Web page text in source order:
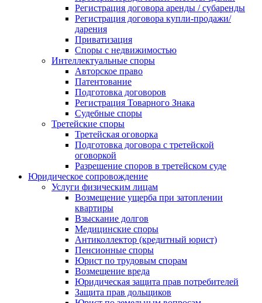
Регистрация договора аренды / субаренды
Регистрация договора купли-продажи/
дарения
Приватизация
Cпоры с недвижимостью
Интеллектуальные споры
Авторское право
Патентование
Подготовка договоров
Регистрация Товарного Знака
Судебные споры
Третейские споры
Третейская оговорка
Подготовка договора с третейской
оговоркой
Разрешение споров в третейском суде
Юридическое сопровождение
Услуги физическим лицам
Возмещение ущерба при затоплении
квартиры
Взыскание долгов
Медицинские споры
Антиколлектор (кредитный юрист)
Пенсионные споры
Юрист по трудовым спорам
Возмещение вреда
Юридическая защита прав потребителей
Защита прав дольщиков